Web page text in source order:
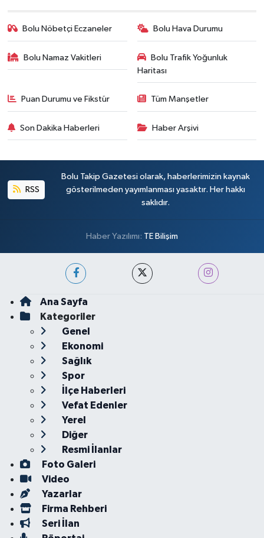
Bolu Nöbetçi Eczaneler Bolu Hava Durumu
Bolu Namaz Vakitleri
Bolu Trafik Yoğunluk
Haritası
Puan Durumu ve Fikstür Tüm Manşetler
Son Dakika Haberleri Haber Arşivi
RSS
Bolu Takip Gazetesi olarak, haberlerimizin kaynak
gösterilmeden yayımlanması yasaktır. Her hakkı
saklıdır.
Haber Yazılımı: TE Bilişim
Ana Sayfa
Kategoriler
Genel
Ekonomi
Sağlık
Spor
İlçe Haberleri
Vefat Edenler
Yerel
Diğer
Resmi İlanlar
Foto Galeri
Video
Yazarlar
Firma Rehberi
Seri İlan